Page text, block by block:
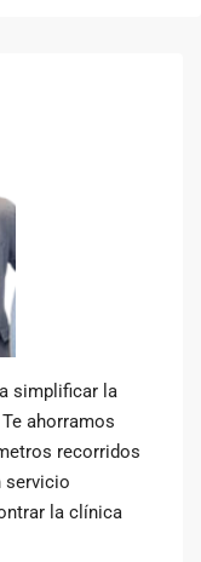
simplificar la
ahorramos
recorridos
servicio
la clínica